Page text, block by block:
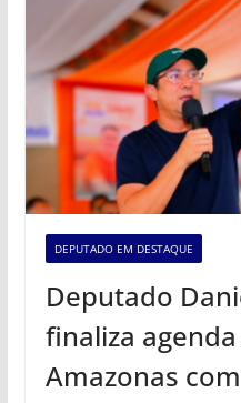
DEPUTADO EM DESTAQUE
Deputado
finaliza
Amazonas